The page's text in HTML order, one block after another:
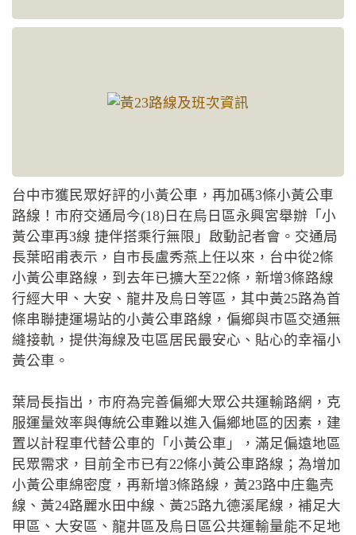
台中市獲民眾好評的小黃公車，再加碼3條小黃公車
路線！市府交通局今(18)日在烏日區永興宮舉辦「小
黃公車再3線 捷伴搭乘行無限」啟動記者會。交通局
長葉昭甫表示，自市長盧秀燕上任以來，台中從2條
小黃公車路線，到去年已擴大至22條，新增3條路線
行經大甲、大安、龍井及烏日等區，其中黃25路為首
條串聯捷運場站的小黃公車路線，偏鄉與市區交通無
縫接軌，提供海線及屯區居民最安心、貼心的幸福小
黃公車。
葉局長指出，市府為完善偏鄉大眾公共運輸路網，克
服運量效率與傳統公車難以進入偏鄉地區的因素，建
置以計程車代替公車的「小黃公車」，滿足偏遠地區
民眾需求，目前全市已有22條小黃公車路線；為增加
小黃公車綿密度，再新增3條路線，黃23路中庄龜壳
線、黃24路麗水田中線、黃25路九德溪尾線，補足大
甲區、大安區、龍井區及烏日區公共運輸量能不足地